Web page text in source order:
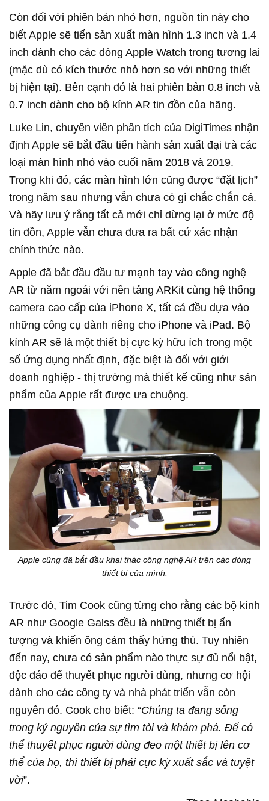
Còn đối với phiên bản nhỏ hơn, nguồn tin này cho
biết Apple sẽ tiến sản xuất màn hình 1.3 inch và 1.4
inch dành cho các dòng Apple Watch trong tương lai
(mặc dù có kích thước nhỏ hơn so với những thiết
bị hiện tại). Bên cạnh đó là hai phiên bản 0.8 inch và
0.7 inch dành cho bộ kính AR tin đồn của hãng.
Luke Lin, chuyên viên phân tích của DigiTimes nhận
định Apple sẽ bắt đầu tiến hành sản xuất đại trà các
loại màn hình nhỏ vào cuối năm 2018 và 2019.
Trong khi đó, các màn hình lớn cũng được “đặt lịch”
trong năm sau nhưng vẫn chưa có gì chắc chắn cả.
Và hãy lưu ý rằng tất cả mới chỉ dừng lại ở mức độ
tin đồn, Apple vẫn chưa đưa ra bất cứ xác nhận
chính thức nào.
Apple đã bắt đầu đầu tư mạnh tay vào công nghệ
AR từ năm ngoái với nền tảng ARKit cùng hệ thống
camera cao cấp của iPhone X, tất cả đều dựa vào
những công cụ dành riêng cho iPhone và iPad. Bộ
kính AR sẽ là một thiết bị cực kỳ hữu ích trong một
số ứng dụng nhất định, đặc biệt là đối với giới
doanh nghiệp - thị trường mà thiết kế cũng như sản
phẩm của Apple rất được ưa chuộng.
Apple cũng đã bắt đầu khai thác công nghệ AR trên các dòng
thiết bị của mình.
Trước đó, Tim Cook cũng từng cho rằng các bộ kính
AR như Google Galss đều là những thiết bị ấn
tượng và khiến ông cảm thấy hứng thú. Tuy nhiên
đến nay, chưa có sản phẩm nào thực sự đủ nổi bật,
độc đáo để thuyết phục người dùng, nhưng cơ hội
dành cho các công ty và nhà phát triển vẫn còn
nguyên đó. Cook cho biết: “Chúng ta đang sống
trong kỷ nguyên của sự tìm tòi và khám phá. Để có
thể thuyết phục người dùng đeo một thiết bị lên cơ
thể của họ, thì thiết bị phải cực kỳ xuất sắc và tuyệt
vời”.